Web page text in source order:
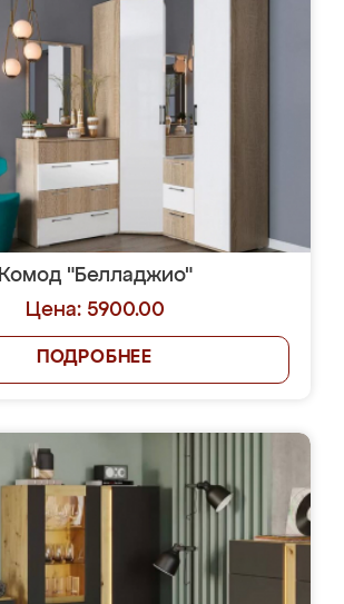
Комод "Белладжио"
Цена: 5900.00
ПОДРОБНЕЕ